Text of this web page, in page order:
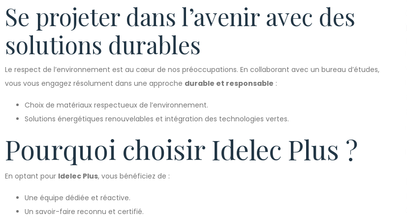
Se projeter dans l’avenir avec des
solutions durables
Le respect de l’environnement est au cœur de nos préoccupations. En collaborant avec un bureau d’études,
vous vous engagez résolument dans une approche durable et responsable :
Choix de matériaux respectueux de l’environnement.
Solutions énergétiques renouvelables et intégration des technologies vertes.
Pourquoi choisir Idelec Plus ?
En optant pour Idelec Plus, vous bénéficiez de :
Une équipe dédiée et réactive.
Un savoir-faire reconnu et certifié.